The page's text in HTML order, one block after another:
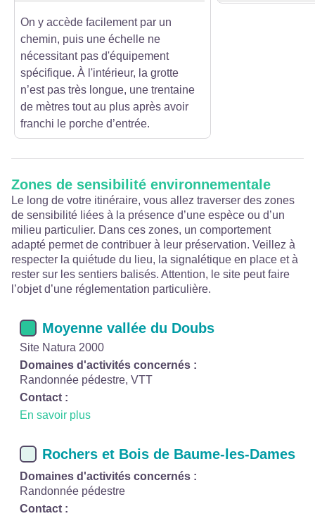
On y accède facilement par un
chemin, puis une échelle ne
nécessitant pas d'équipement
spécifique. À l'intérieur, la grotte
n’est pas très longue, une trentaine
de mètres tout au plus après avoir
franchi le porche d’entrée.
Zones de sensibilité environnementale
Le long de votre itinéraire, vous allez traverser des zones
de sensibilité liées à la présence d’une espèce ou d’un
milieu particulier. Dans ces zones, un comportement
adapté permet de contribuer à leur préservation. Veillez à
respecter la quiétude du lieu, la signalétique en place et à
rester sur les sentiers balisés. Attention, le site peut faire
l’objet d’une réglementation particulière.
Moyenne vallée du Doubs
Site Natura 2000
Domaines d'activités concernés :
Randonnée pédestre, VTT
Contact :
En savoir plus
Rochers et Bois de Baume-les-Dames
Domaines d'activités concernés :
Randonnée pédestre
Contact :